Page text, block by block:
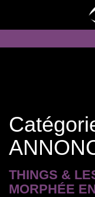
THINGS &
MORPHÉE